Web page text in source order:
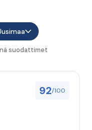
suodattimet
92/100